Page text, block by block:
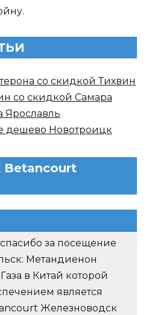
со скидкой Тихвин
со скидкой Самара
Ярославль
дешево Новотроицк
Betancourt
за посещение
Метандиенон
в Китай которой
является
Железноводск